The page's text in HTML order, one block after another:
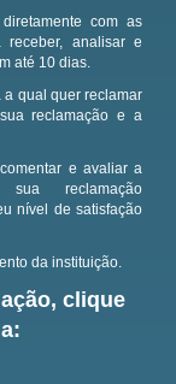
com as
receber, analisar e
até 10 dias.
a qual quer reclamar
reclamação e a
e avaliar a
reclamação
nível de satisfação
da instituição.
clique